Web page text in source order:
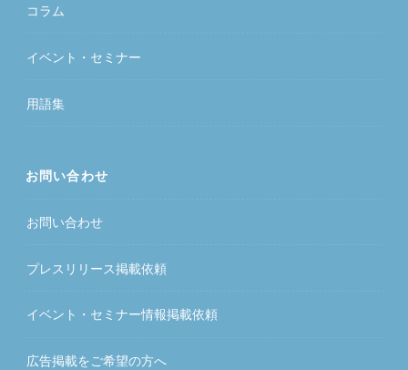
コラム
イベント・セミナー
用語集
お問い合わせ
お問い合わせ
プレスリリース掲載依頼
イベント・セミナー情報掲載依頼
広告掲載をご希望の方へ